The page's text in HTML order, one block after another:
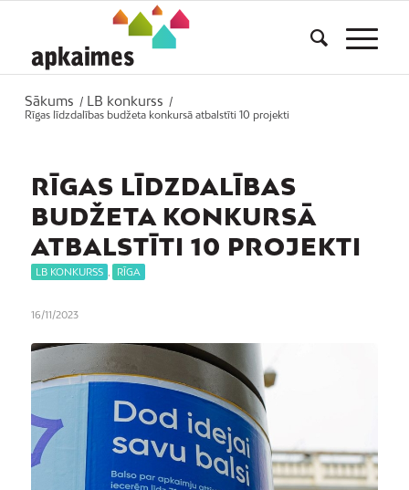
Sākums / LB konkurss
/
Rīgas līdzdalības budžeta konkursā atbalstīti 10 projekti
RĪGAS LĪDZDALĪBAS
BUDŽETA KONKURSĀ
ATBALSTĪTI 10 PROJEKTI
LB KONKURSS RĪGA
16/11/2023